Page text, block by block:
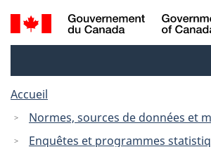
Passer
au
Passer
à
Recherche
et
Accueil
Normes, sources de données et
Enquêtes et programmes